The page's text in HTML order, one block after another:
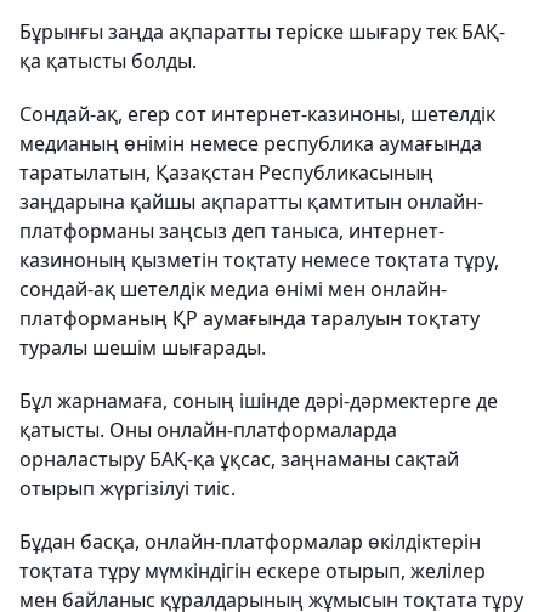
Бұрынғы заңда ақпаратты теріске шығару тек БАҚ-
қа қатысты болды.
Сондай-ақ, егер сот интернет-казиноны, шетелдік
медианың өнімін немесе республика аумағында
таратылатын, Қазақстан Республикасының
заңдарына қайшы ақпаратты қамтитын онлайн-
платформаны заңсыз деп таныса, интернет-
казиноның қызметін тоқтату немесе тоқтата тұру,
сондай-ақ шетелдік медиа өнімі мен онлайн-
платформаның ҚР аумағында таралуын тоқтату
туралы шешім шығарады.
Бұл жарнамаға, соның ішінде дәрі-дәрмектерге де
қатысты. Оны онлайн-платформаларда
орналастыру БАҚ-қа ұқсас, заңнаманы сақтай
отырып жүргізілуі тиіс.
Бұдан басқа, онлайн-платформалар өкілдіктерін
тоқтата тұру мүмкіндігін ескере отырып, желілер
мен байланыс құралдарының жұмысын тоқтата тұру